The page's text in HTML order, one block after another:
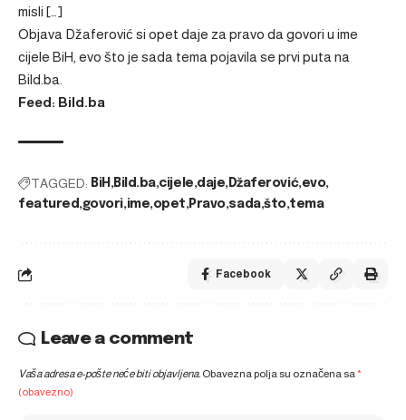
misli […]
Objava Džaferović si opet daje za pravo da govori u ime
cijele BiH, evo što je sada tema pojavila se prvi puta na
Bild.ba
Feed: Bild.ba
TAGGED: BiH Bild.ba cijele daje Džaferović evo
featured govori ime opet Pravo sada što tema
Facebook
Leave a comment
Vaša adresa e-pošte neće biti objavljena. Obavezna polja su označena sa*
(obavezno)